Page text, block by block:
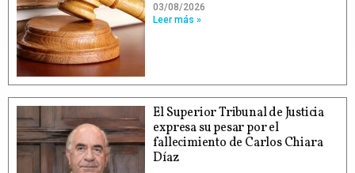
03/08/2026
Leer más »
El Superior Tribunal de Justicia
expresa su pesar por el
fallecimiento de Carlos Chiara
Díaz